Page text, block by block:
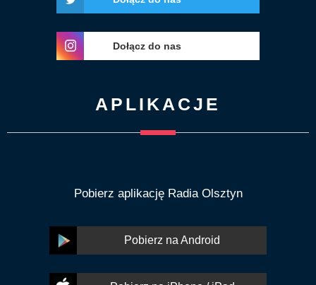
Dołącz do nas
APLIKACJE
Pobierz aplikację Radia Olsztyn
Pobierz na Android